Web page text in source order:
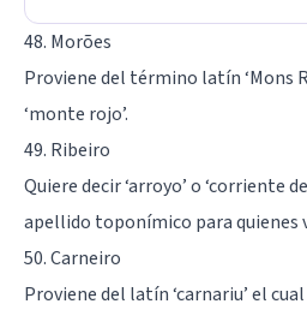
48. Morões
Proviene del término latín ‘Mons
‘monte rojo’.
49. Ribeiro
Quiere decir ‘arroyo’ o ‘corriente
apellido toponímico para quienes
50. Carneiro
Proviene del latín ‘carnariu’ el